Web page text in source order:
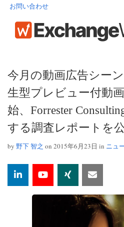
お問い合わせ
今月の動画広告シー
生型プレビュー付動
始、Forrester
する調査レポートを
by 野下 智之 on 2015年6月23日 in ニュ